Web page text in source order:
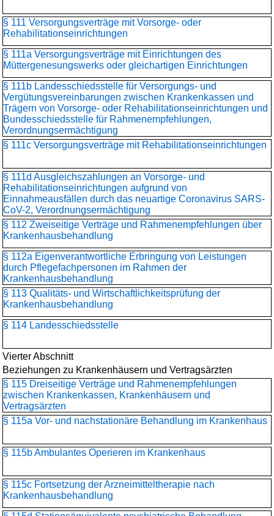
§ 111 Versorgungsverträge mit Vorsorge- oder
Rehabilitationseinrichtungen
§ 111a Versorgungsverträge mit Einrichtungen des
Müttergenesungswerks oder gleichartigen Einrichtungen
§ 111b Landesschiedsstelle für Versorgungs- und
Vergütungsvereinbarungen zwischen Krankenkassen und
Trägern von Vorsorge- oder Rehabilitationseinrichtungen und
Bundesschiedsstelle für Rahmenempfehlungen,
Verordnungsermächtigung
§ 111c Versorgungsverträge mit Rehabilitationseinrichtungen
§ 111d Ausgleichszahlungen an Vorsorge- und
Rehabilitationseinrichtungen aufgrund von
Einnahmeausfällen durch das neuartige Coronavirus SARS-
CoV-2, Verordnungsermächtigung
§ 112 Zweiseitige Verträge und Rahmenempfehlungen über
Krankenhausbehandlung
§ 112a Eigenverantwortliche Erbringung von Leistungen
durch Pflegefachpersonen im Rahmen der
Krankenhausbehandlung
§ 113 Qualitäts- und Wirtschaftlichkeitsprüfung der
Krankenhausbehandlung
§ 114 Landesschiedsstelle
Vierter Abschnitt
Beziehungen zu Krankenhäusern und Vertragsärzten
§ 115 Dreiseitige Verträge und Rahmenempfehlungen
zwischen Krankenkassen, Krankenhäusern und
Vertragsärzten
§ 115a Vor- und nachstationäre Behandlung im Krankenhaus
§ 115b Ambulantes Operieren im Krankenhaus
§ 115c Fortsetzung der Arzneimitteltherapie nach
Krankenhausbehandlung